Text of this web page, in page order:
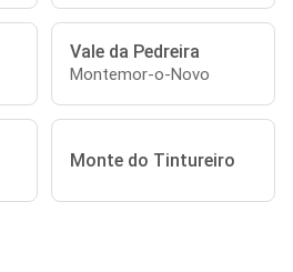
Vale da Pedreira
Montemor-o-Novo
Monte do Tintureiro